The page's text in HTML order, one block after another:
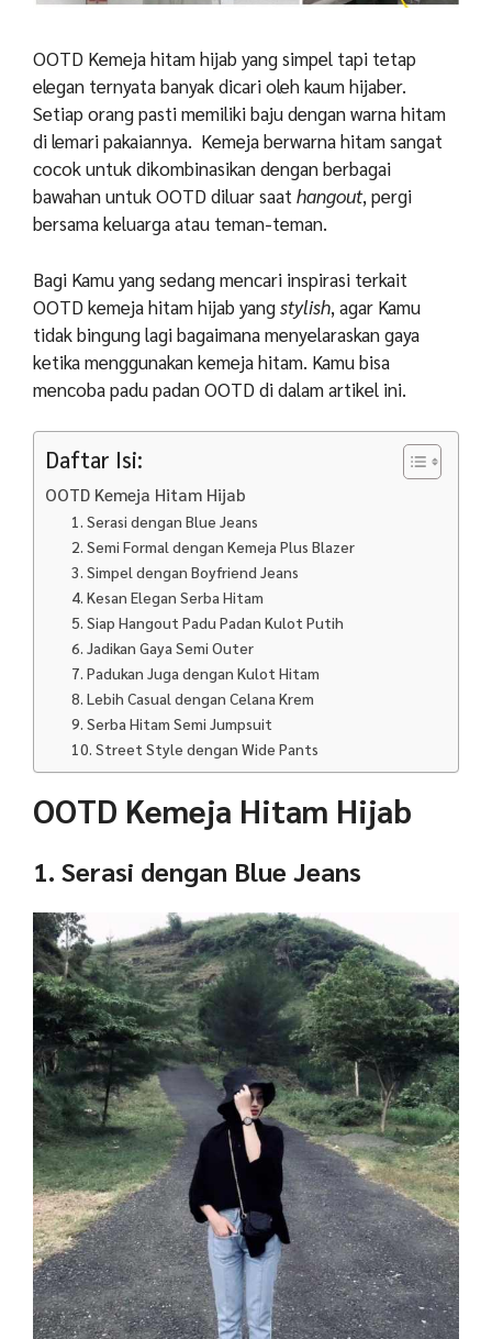
OOTD Kemeja hitam hijab yang simpel tapi tetap
elegan ternyata banyak dicari oleh kaum hijaber.
Setiap orang pasti memiliki baju dengan warna hitam
di lemari pakaiannya. Kemeja berwarna hitam sangat
cocok untuk dikombinasikan dengan berbagai
bawahan untuk OOTD diluar saat hangout, pergi
bersama keluarga atau teman-teman.
Bagi Kamu yang sedang mencari inspirasi terkait
OOTD kemeja hitam hijab yangstylish, agar Kamu
tidak bingung lagi bagaimana menyelaraskan gaya
ketika menggunakan kemeja hitam. Kamu bisa
mencoba padu padan OOTD di dalam artikel ini.
Daftar Isi:
OOTD Kemeja Hitam Hijab
1. Serasi dengan Blue Jeans
2. Semi Formal dengan Kemeja Plus Blazer
3. Simpel dengan Boyfriend Jeans
4. Kesan Elegan Serba Hitam
5. Siap Hangout Padu Padan Kulot Putih
6. Jadikan Gaya Semi Outer
7. Padukan Juga dengan Kulot Hitam
8. Lebih Casual dengan Celana Krem
9. Serba Hitam Semi Jumpsuit
10. Street Style dengan Wide Pants
OOTD Kemeja Hitam Hijab
1. Serasi dengan Blue Jeans